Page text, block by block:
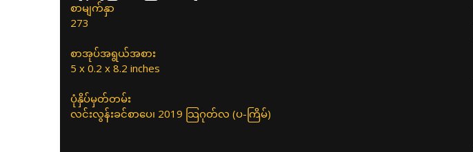
စာမျက်နှာ
273
စာအုပ်အရွယ်အစား
5 x 0.2 x 8.2 inches
ပုံနှိပ်မှတ်တမ်း
လင်းလွန်းခင်စာပေ၊ 2019 သြဂုတ်လ (ပ-ကြိမ်)